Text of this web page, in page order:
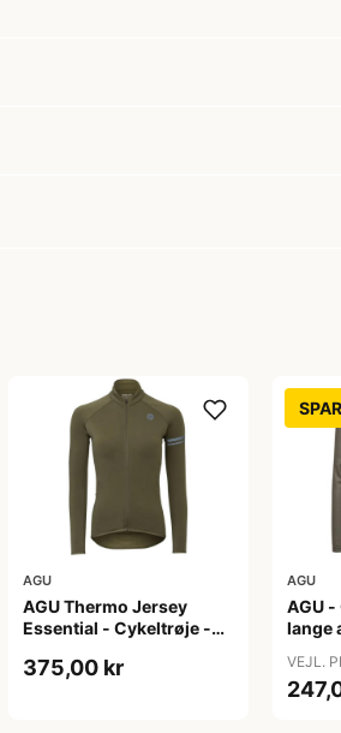
AGU
AGU Thermo Jersey
Essential - Cykeltrøje -
XXL
375,00 kr
AGU
AGU
lange
VEJL.